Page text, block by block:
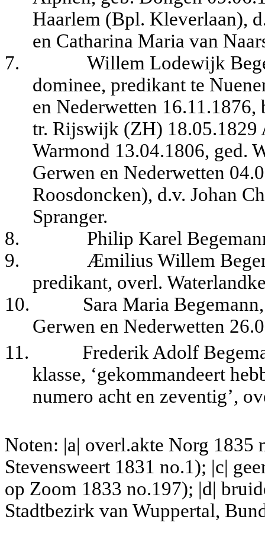
Haarlem (Bpl. Kleverlaan),
en Catharina Maria van
7.
Willem Lodewijk
dominee, predikant te
en Nederwetten
tr. Rijswijk (ZH) 18.05.1829
Warmond 13.04.1806, ged.
Gerwen en Nederwetten
Roosdoncken), d.v. Johan
Spranger.
8.
Philip Karel
9.
Æmilius Willem
predikant, overl.
10.
Sara Maria
Gerwen en Nederwetten
11.
Frederik Adolf
klasse, ‘gekommandeert
numero acht en zeventig’,
Noten: |a| overl.akte Norg 1835
Stevensweert 1831 no.1); |c|
op Zoom 1833 no.197); |d|
Stadtbezirk van Wuppertal,